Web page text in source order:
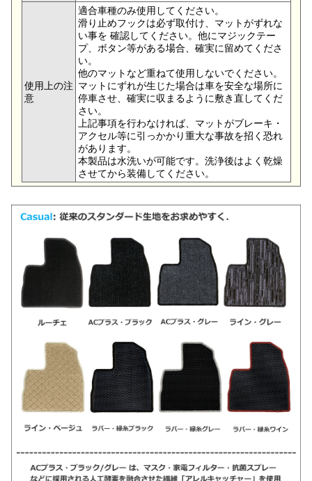
使用上の注
意
適合車種のみ使用してください。
滑り止めフックは必ず取付け、マットがずれな
い事を 確認してください。他にマジックテー
プ、ボタン等がある場合、確実に留めてくださ
い。
他のマットなど重ねて使用しないでください。
マットにずれが生じた場合は車を安全な場所に
停車させ、確実に収まるように敷き直してくだ
さい。
上記事項を行わなければ、マットがブレーキ・
アクセル等に引っかかり重大な事故を招く恐れ
があります。
本製品は水洗いが可能です。洗浄後はよく乾燥
させてから装備してください。